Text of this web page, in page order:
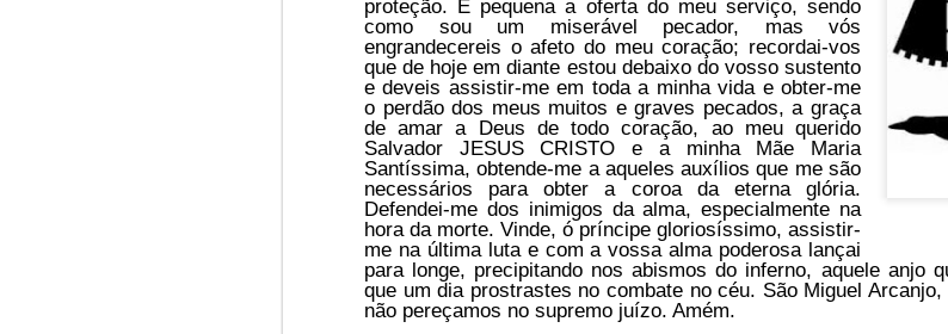
proteção. É pequenaa oferta do meu serviço, sendo
como sou um miserável pecador, mas vós
engrandecereis o afeto do meu coração; recordai-vos
que de hoje em diante estou debaixo do vosso sustento
e deveis assistir-me em toda a minha vida e obter-me
o perdão dos meus muitos e graves pecados, a graça
de amar a Deus de todo coração, ao meu querido
Salvador JESUS CRISTOe a minha Mãe Maria
Santíssima, obtende-me a aqueles auxílios que me são
necessários para obter a coroa da eterna glória.
Defendei-me dos inimigos da alma, especialmente na
hora da morte. Vinde, ó príncipe gloriosíssimo, assistir-
me na última luta e com a vossa alma poderosa lançai
para longe, precipitando nos abismos do inferno, aquele anjo
que um dia prostrastes no combate no céu. São Miguel Arcanjo,
não pereçamos no supremo juízo. Amém.
There is a line you cannot cross — negotiation is the
Semper Fi. Fair winds and following seas.
Liberté, égalité, fraternité.
Win-win solutions to Gaza, Iran and Lebanon.
Neither Iran nor Lebanon will be the next Gaza.
Gaza belongs to Palestine, and it will not be a Vegas-
Palestine belongs to Palestinians.
Peace and stability in the region.
n insurance policy is hosted on the dark web.
Quarterback. Aragawa.— Washington. Gush Dan.